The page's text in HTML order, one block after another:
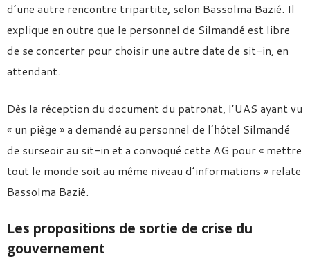
d’une autre rencontre tripartite, selon Bassolma Bazié. Il
explique en outre que le personnel de Silmandé est libre
de se concerter pour choisir une autre date de sit-in, en
attendant.
Dès la réception du document du patronat, l’UAS ayant vu
« un piège » a demandé au personnel de l’hôtel Silmandé
de surseoir au sit-in et a convoqué cette AG pour « mettre
tout le monde soit au même niveau d’informations » relate
Bassolma Bazié.
Les propositions de sortie de crise du
gouvernement